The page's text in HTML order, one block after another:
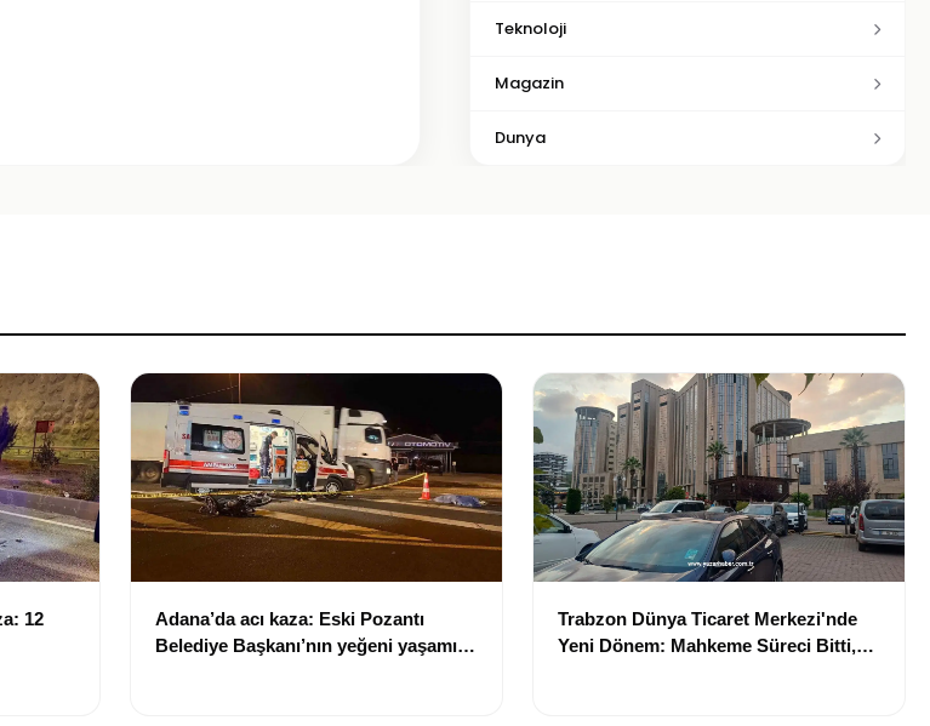
Teknoloji
Magazin
Dunya
12
Adana’da acı kaza: Eski Pozantı
Belediye Başkanı’nın yeğeni yaşamını
Trabzon Dünya Ticaret Merkezi'nde
Yeni Dönem: Mahkeme Süreci Bitti,